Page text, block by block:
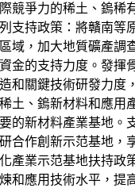
競爭力的稀土、鎢稀
支持政策：將贛南等
域，加大地質礦產調
金的支持力度。發揮
和關鍵技術研發力度
土、鎢新材料和應用
的新材料產業基地。
合作創新示范基地，
產業示范基地扶持政
和應用技術水平，提